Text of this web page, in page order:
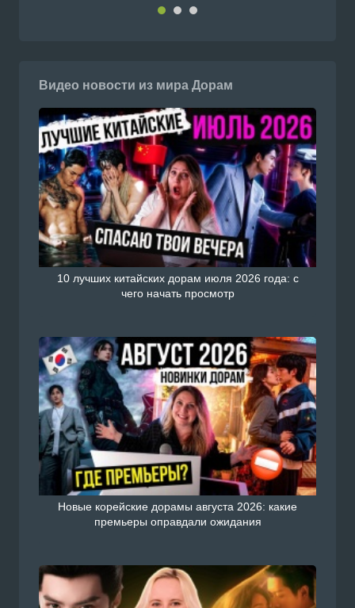
Видео новости из мира Дорам
10 лучших китайских дорам июля 2026 года: с
чего начать просмотр
Новые корейские дорамы августа 2026: какие
премьеры оправдали ожидания